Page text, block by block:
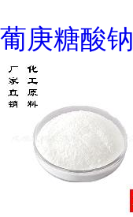
葡庚糖酸钠